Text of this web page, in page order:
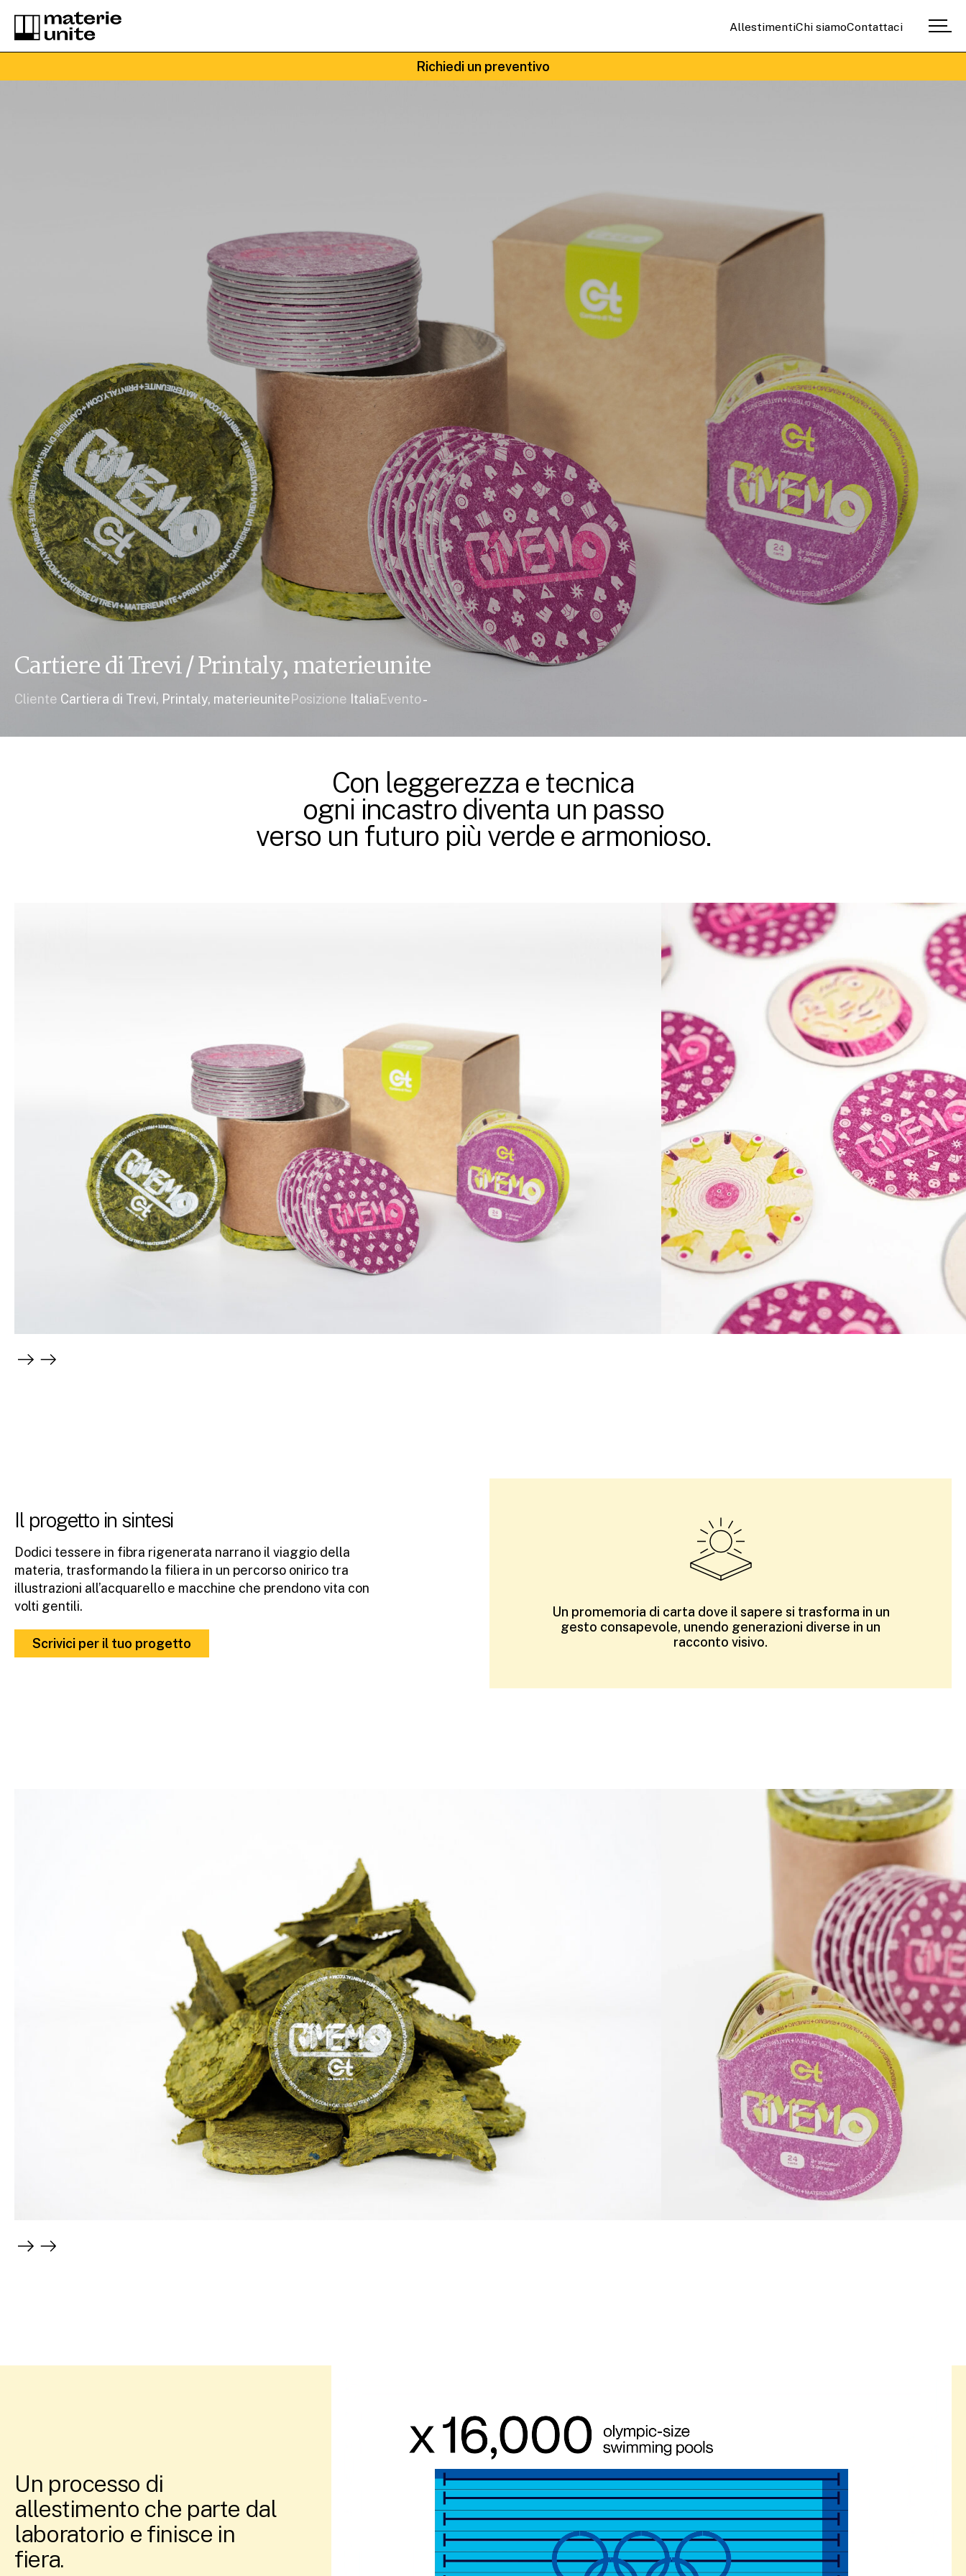
AllestimentiChi siamoContattaci
Richiedi un preventivo
Cartiere di Trevi / Printaly, materieunite
Cliente Cartiera di Trevi, Printaly, materieunite Posizione Italia Evento-
Con leggerezza e tecnica
ogni incastro diventa un passo
verso un futuro più verde e armonioso.
Il progetto in sintesi
Dodici tessere in fibra rigenerata narrano il viaggio della
materia, trasformando la filiera in un percorso onirico tra
illustrazioni all’acquarello e macchine che prendono vita con
volti gentili.
Scrivici per il tuo progetto
Un promemoria di carta dove il sapere si trasforma in un
gesto consapevole, unendo generazioni diverse in un
racconto visivo.
Un processo di
allestimento che parte dal
laboratorio e finisce in
fiera.